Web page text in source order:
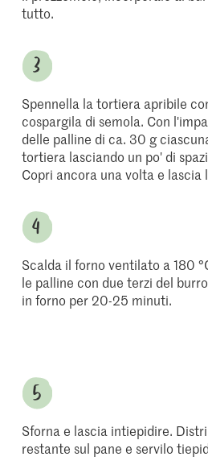
tutto.
Spennella la tortiera apribile
cospargila di semola. Con
delle palline di ca. 30 g
tortiera lasciando un po' di
Copri ancora una volta e lascia
Scalda il forno ventilato a 180
le palline con due terzi del
in forno per 20-25 minuti.
Sforna e lascia intiepidire.
restante sul pane e servilo